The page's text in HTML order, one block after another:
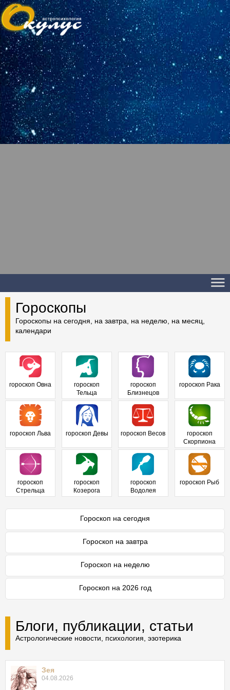
Гороскопы
Гороскопы на сегодня, на завтра, на неделю, на месяц,
календари
гороскоп Овна
гороскоп
Тельца
гороскоп
Близнецов
гороскоп Рака
гороскоп Льва гороскоп Девы гороскоп Весов
гороскоп
Скорпиона
гороскоп
Стрельца
гороскоп
Козерога
гороскоп
Водолея
гороскоп Рыб
Гороскоп на сегодня
Гороскоп на завтра
Гороскоп на неделю
Гороскоп на 2026 год
Блоги, публикации, статьи
Астрологические новости, психология, эзотерика
Зея
04.08.2026